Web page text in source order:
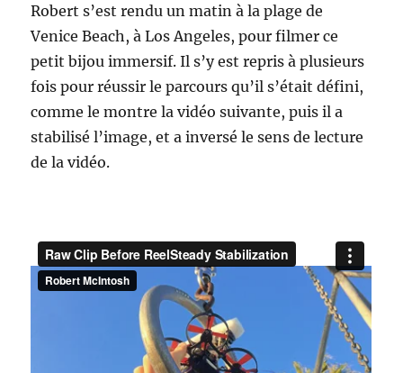
Robert s’est rendu un matin à la plage de
Venice Beach, à Los Angeles, pour filmer ce
petit bijou immersif. Il s’y est repris à plusieurs
fois pour réussir le parcours qu’il s’était défini,
comme le montre la vidéo suivante, puis il a
stabilisé l’image, et a inversé le sens de lecture
de la vidéo.